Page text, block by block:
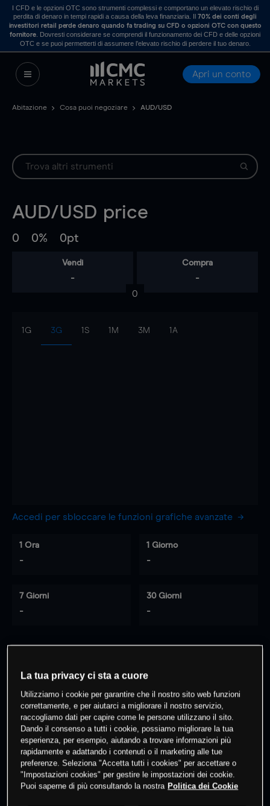
I CFD e le opzioni OTC sono strumenti complessi e comportano un elevato rischio di
perdita di denaro in tempi rapidi a causa della leva finanziaria. Il70% dei conti degli
investitori retail perde denaro quando fa trading su CFD o opzioni OTC con questo
fornitore . Dovresti considerare se comprendi il funzionamento dei CFD e delle opzioni
OTC e se puoi permetterti di assumere l’elevato rischio di perdere il tuo denaro.
Apri un conto
Abitazione Cosa puoi negoziare AUD/USD
AUD/USD price
0 0% 0pt
Vendi
-
Compra
-
0
1G 3G 1S 1M 3M 1A
Accedi per sbloccare le funzioni grafiche avanzate
1 Ora
-
1 Giorno
-
7 Giorni
-
30 Giorni
-
questo prodotto
Fai trading
La tua privacy ci sta a cuore
Utilizziamo i cookie per garantire che il nostro sito web funzioni
correttamente, e per aiutarci a migliorare il nostro servizio,
raccogliamo dati per capire come le persone utilizzano il sito.
Dando il consenso a tutti i cookie, possiamo migliorare la tua
esperienza, per esempio, aiutando a trovare informazioni più
rapidamente e adattando i contenuti o il marketing alle tue
preferenze. Seleziona "Accetta tutti i cookies" per accettare o
"Impostazioni cookies" per gestire le impostazioni dei cookie.
Puoi saperne di più consultando la nostra Politica dei Cookie